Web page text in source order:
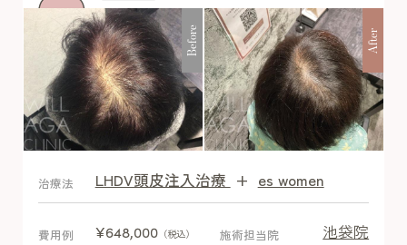
Before After
After
治療法 LHDV頭皮注入治療 + es women
費用例 ¥648,000（税込） 施術担当院 池袋院